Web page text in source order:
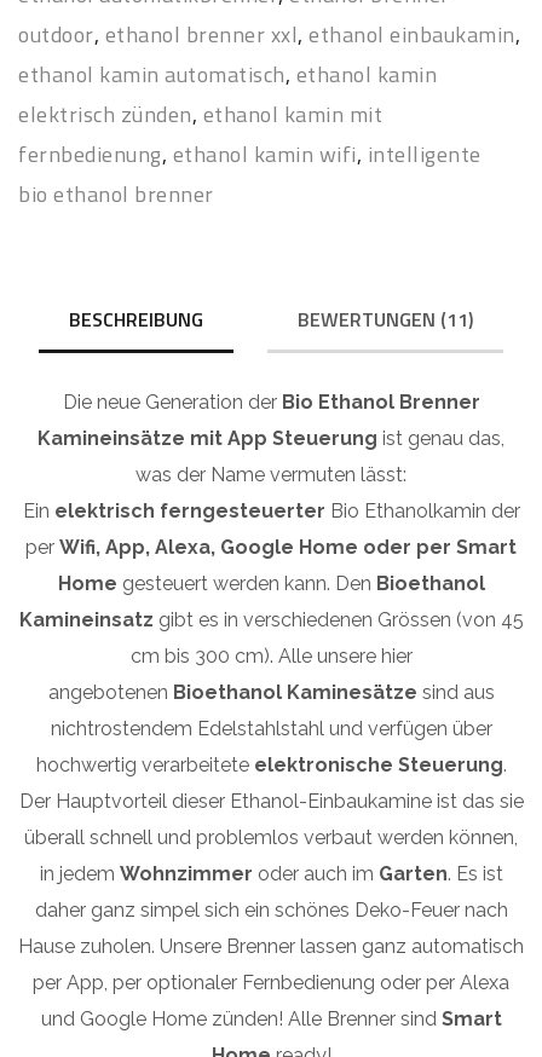
outdoor, ethanol brenner xxl, ethanol einbaukamin,
ethanol kamin automatisch, ethanol kamin
elektrisch zünden, ethanol kamin mit
fernbedienung, ethanol kamin wifi, intelligente
bio ethanol brenner
BESCHREIBUNG BEWERTUNGEN (11)
Die neue Generation der Bio Ethanol Brenner
Kamineinsätze mit App Steuerung ist genau das,
was der Name vermuten lässt:
Ein elektrisch ferngesteuerter Bio Ethanolkamin der
per Wifi, App, Alexa, Google Home oder per Smart
Home gesteuert werden kann. Den Bioethanol
Kamineinsatz gibt es in verschiedenen Grössen (von 45
cm bis 300 cm). Alle unsere hier
angebotenen Bioethanol Kaminesätze sind aus
nichtrostendem Edelstahlstahl und verfügen über
hochwertig verarbeitete elektronische Steuerung.
Der Hauptvorteil dieser Ethanol-Einbaukamine ist das sie
überall schnell und problemlos verbaut werden können,
in jedem Wohnzimmer oder auch im Garten. Es ist
daher ganz simpel sich ein schönes Deko-Feuer nach
Hause zuholen. Unsere Brenner lassen ganz automatisch
per App, per optionaler Fernbedienung oder per Alexa
und Google Home zünden! Alle Brenner sind Smart